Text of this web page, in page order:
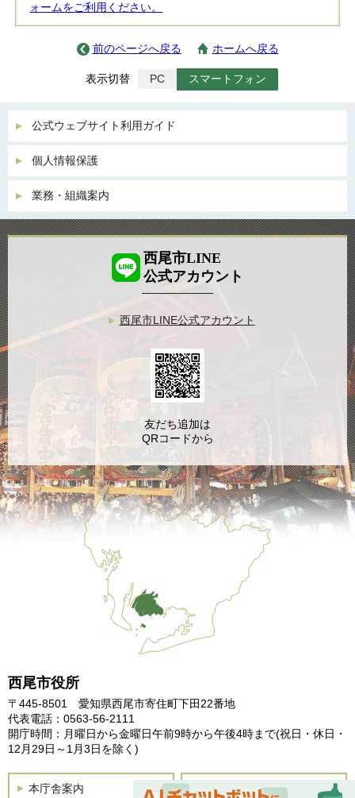
ォームをご利用ください。
前のページへ戻る ホームへ戻る
表示切替 PC スマートフォン
公式ウェブサイト利用ガイド
個人情報保護
業務・組織案内
西尾市役所
〒445-8501 愛知県西尾市寄住町下田22番地
代表電話：0563-56-2111
開庁時間：月曜日から金曜日午前9時から午後4時まで(祝日・休日・
12月29日～1月3日を除く)
本庁舎案内 土曜開庁
西尾市LINE
公式アカウント
西尾市LINE公式アカウント
友だち追加は
QRコードから